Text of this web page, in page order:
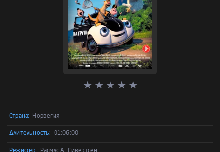
Страна: Норвегия
Длительность: 01:06:00
Режиссер: Расмус А. Сивертсен